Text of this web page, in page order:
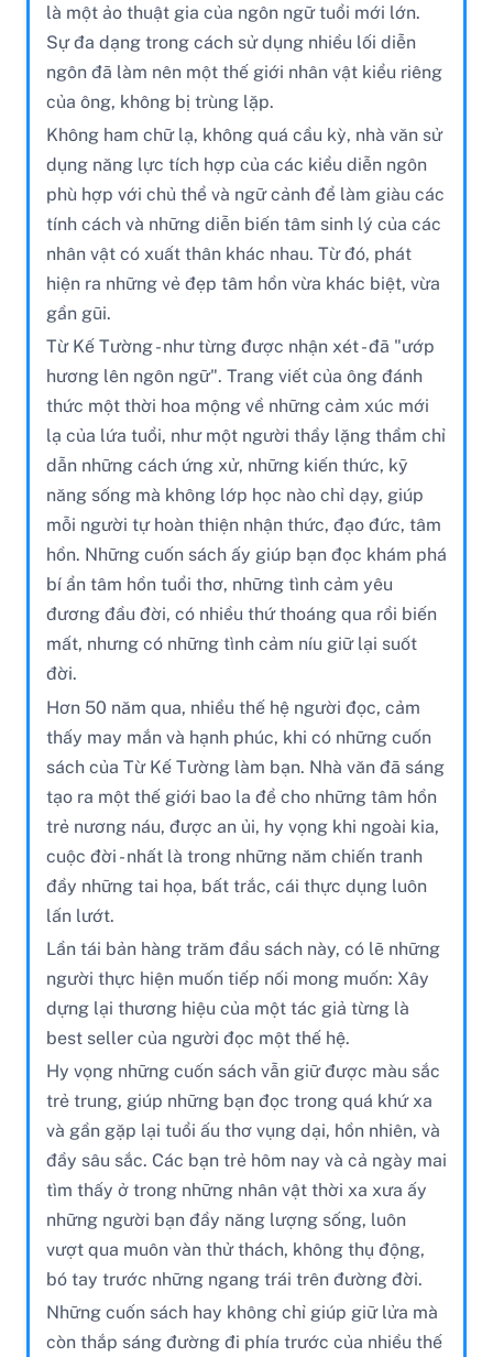
là một ảo thuật gia của ngôn ngữ tuổi mới lớn.
Sự đa dạng trong cách sử dụng nhiều lối diễn
ngôn đã làm nên một thế giới nhân vật kiểu riêng
của ông, không bị trùng lặp.
Không ham chữ lạ, không quá cầu kỳ, nhà văn sử
dụng năng lực tích hợp của các kiểu diễn ngôn
phù hợp với chủ thể và ngữ cảnh để làm giàu các
tính cách và những diễn biến tâm sinh lý của các
nhân vật có xuất thân khác nhau. Từ đó, phát
hiện ra những vẻ đẹp tâm hồn vừa khác biệt, vừa
gần gũi.
Từ Kế Tường - như từng được nhận xét - đã "ướp
hương lên ngôn ngữ". Trang viết của ông đánh
thức một thời hoa mộng về những cảm xúc mới
lạ của lứa tuổi, như một người thầy lặng thầm chỉ
dẫn những cách ứng xử, những kiến thức, kỹ
năng sống mà không lớp học nào chỉ dạy, giúp
mỗi người tự hoàn thiện nhận thức, đạo đức, tâm
hồn. Những cuốn sách ấy giúp bạn đọc khám phá
bí ẩn tâm hồn tuổi thơ, những tình cảm yêu
đương đầu đời, có nhiều thứ thoáng qua rồi biến
mất, nhưng có những tình cảm níu giữ lại suốt
đời.
Hơn 50 năm qua, nhiều thế hệ người đọc, cảm
thấy may mắn và hạnh phúc, khi có những cuốn
sách của Từ Kế Tường làm bạn. Nhà văn đã sáng
tạo ra một thế giới bao la để cho những tâm hồn
trẻ nương náu, được an ủi, hy vọng khi ngoài kia,
cuộc đời - nhất là trong những năm chiến tranh
đầy những tai họa, bất trắc, cái thực dụng luôn
lấn lướt.
Lần tái bản hàng trăm đầu sách này, có lẽ những
người thực hiện muốn tiếp nối mong muốn: Xây
dựng lại thương hiệu của một tác giả từng là
best seller của người đọc một thế hệ.
Hy vọng những cuốn sách vẫn giữ được màu sắc
trẻ trung, giúp những bạn đọc trong quá khứ xa
và gần gặp lại tuổi ấu thơ vụng dại, hồn nhiên, và
đầy sâu sắc. Các bạn trẻ hôm nay và cả ngày mai
tìm thấy ở trong những nhân vật thời xa xưa ấy
những người bạn đầy năng lượng sống, luôn
vượt qua muôn vàn thử thách, không thụ động,
bó tay trước những ngang trái trên đường đời.
Những cuốn sách hay không chỉ giúp giữ lửa mà
còn thắp sáng đường đi phía trước của nhiều thế